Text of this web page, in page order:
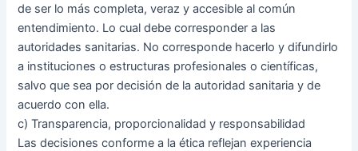
de ser lo más completa, veraz y accesible al común
entendimiento. Lo cual debe corresponder a las
autoridades sanitarias. No corresponde hacerlo y difundirlo
a instituciones o estructuras profesionales o científicas,
salvo que sea por decisión de la autoridad sanitaria y de
acuerdo con ella.
c) Transparencia, proporcionalidad y responsabilidad
Las decisiones conforme a la ética reflejan experiencia